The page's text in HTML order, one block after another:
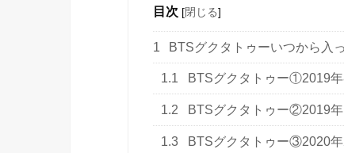
目次 [閉じる]
1 BTSグクタトゥーいつから入
1.1 BTSグクタトゥー①2019年
1.2 BTSグクタトゥー②2019年
1.3 BTSグクタトゥー③2020年